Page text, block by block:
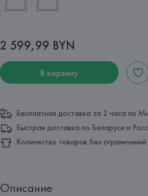
2 599,99 BYN
В корзину
Бесплатная доставка за 2 часа по
Быстрая доставка по Беларуси и
Количество товаров без ограничений
Описание